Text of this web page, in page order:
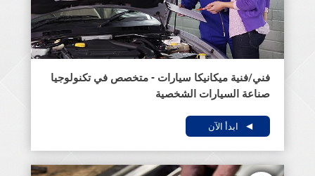
فني/فنية ميكانيكا سيارات - متخصص في تكنولوجيا
صناعة السيارات الشخصية
ابدأ الآن